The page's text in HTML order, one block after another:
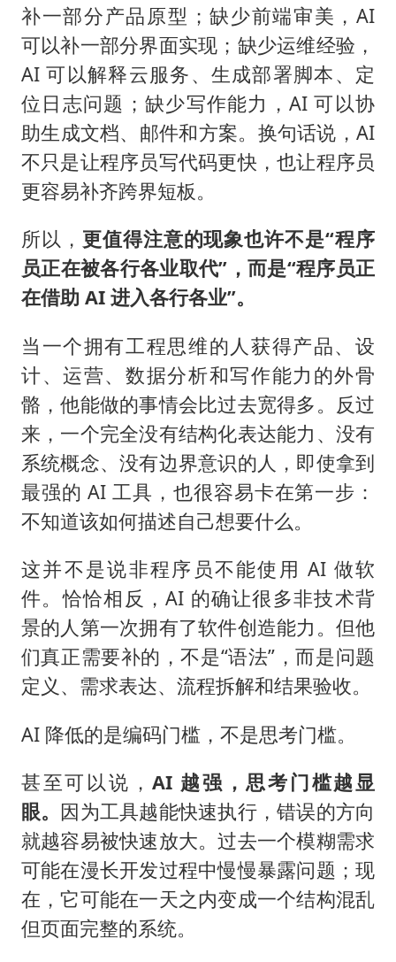
补一部分产品原型；缺少前端审美，AI
可以补一部分界面实现；缺少运维经验，
AI 可以解释云服务、生成部署脚本、定
位日志问题；缺少写作能力，AI 可以协
助生成文档、邮件和方案。换句话说，AI
不只是让程序员写代码更快，也让程序员
更容易补齐跨界短板。
所以， 更值得注意的现象也许不是“程序
员正在被各行各业取代”，而是“程序员正
在借助 AI 进入各行各业”。
当一个拥有工程思维的人获得产品、设
计、运营、数据分析和写作能力的外骨
骼，他能做的事情会比过去宽得多。反过
来，一个完全没有结构化表达能力、没有
系统概念、没有边界意识的人，即使拿到
最强的 AI 工具，也很容易卡在第一步：
不知道该如何描述自己想要什么。
这并不是说非程序员不能使用 AI 做软
件。恰恰相反，AI 的确让很多非技术背
景的人第一次拥有了软件创造能力。但他
们真正需要补的，不是“语法”，而是问题
定义、需求表达、流程拆解和结果验收。
AI 降低的是编码门槛，不是思考门槛。
甚至可以说，AI 越强，思考门槛越显
眼。 因为工具越能快速执行，错误的方向
就越容易被快速放大。过去一个模糊需求
可能在漫长开发过程中慢慢暴露问题；现
在，它可能在一天之内变成一个结构混乱
但页面完整的系统。